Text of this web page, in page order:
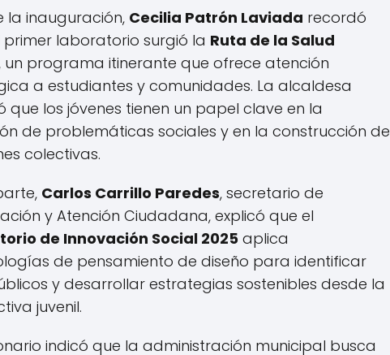
la inauguración, Cecilia Patrón Laviada recordó
laboratorio surgió la Ruta de la Salud
un programa itinerante que ofrece atención
a estudiantes y comunidades. La alcaldesa
que los jóvenes tienen un papel clave en la
de problemáticas sociales y en la construcción de
colectivas.
Carlos Carrillo Paredes, secretario de
y Atención Ciudadana, explicó que el
de Innovación Social 2025 aplica
de pensamiento de diseño para identificar
y desarrollar estrategias sostenibles desde la
juvenil.
indicó que la administración municipal busca